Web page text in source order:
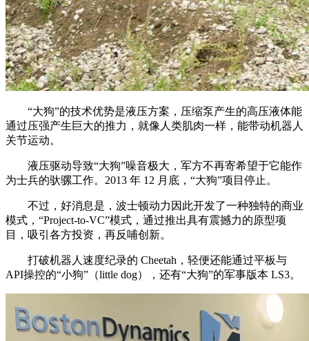
“大狗”的技术优势是液压方案，压缩泵产生的高压液体能
通过压强产生巨大的推力，就像人类肌肉一样，能带动机器人
关节运动。
液压驱动导致“大狗”噪音极大，军方不再寄希望于它能作
为士兵的驮骡工作。2013 年 12 月底，“大狗”项目停止。
不过，好消息是，波士顿动力因此开发了一种独特的商业
模式，“Project-to-VC”模式，通过推出具有震撼力的原型项
目，吸引各方投资，再反哺创新。
打破机器人速度纪录的 Cheetah，轻便还能通过平板与
API操控的“小狗”（little dog），还有“大狗”的军事版本 LS3。